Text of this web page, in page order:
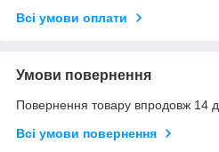
Всі умови оплати
Умови повернення
Повернення товару впродовж 14
Всі умови повернення